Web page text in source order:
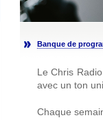
Banque de
Le Chris
avec un ton
Chaque